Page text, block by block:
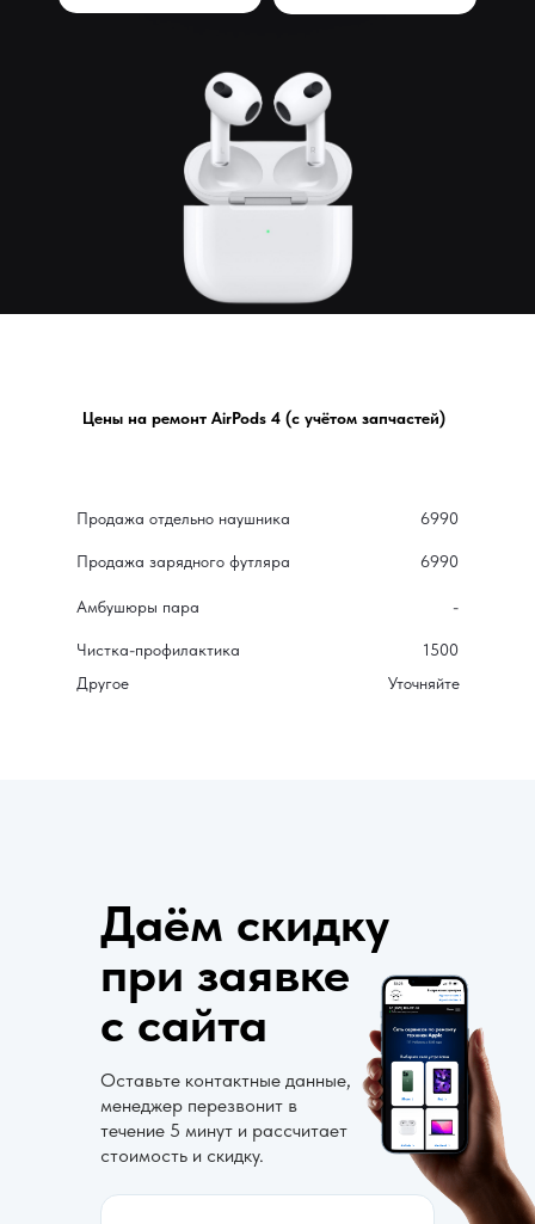
Цены на ремонт AirPods 4 (с учётом запчастей)
Продажа отдельно наушника
Продажа зарядного футляра
6990
6990
Амбушюры пара
Чистка-профилактика
Другое
-
1500
Уточняйте
Даём
при заявке с
сайта
Оставьте контактные данные,
менеджер перезвонит в
течение 5 минут и рассчитает
стоимость и скидку.
Даём скидку
при заявке
с сайта